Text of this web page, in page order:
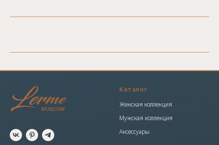
Каталог
Женская коллекция
Мужская коллекция
Аксессуары